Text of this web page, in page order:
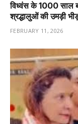
विध्वंस के 1000 साल
श्रद्धालुओं की उमड़ी
FEBRUARY 11, 2026